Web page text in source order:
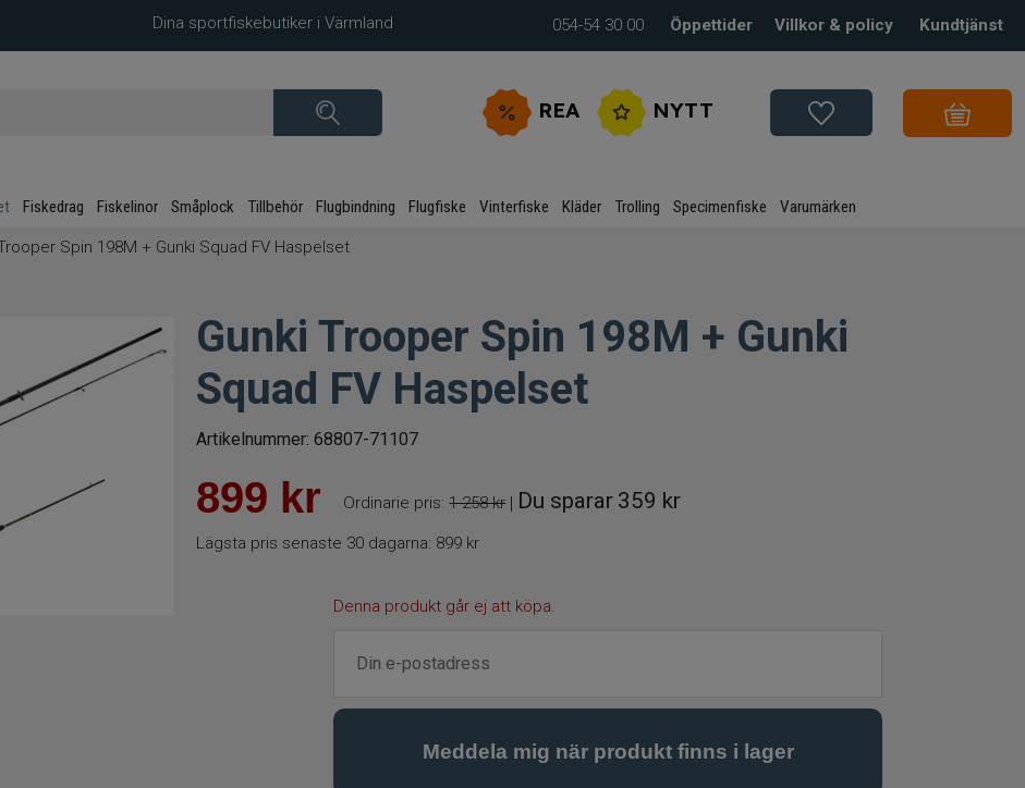
Dina sportfiskebutiker i Värmland 054-54 30 00 Öppettider Villkor & policy Kundtjänst
REA NYTT
Fiskedrag Fiskelinor Småplock Tillbehör Flugbindning Flugfiske Vinterfiske Kläder Trolling Specimenfiske Varumärken
Spin 198M + Gunki Squad FV Haspelset
Gunki Trooper Spin 198M + Gunki
Squad FV Haspelset
Artikelnummer: 68807-71107
899 kr Ordinarie pris: 1 258 kr| Du sparar 359 kr
Lägsta pris senaste 30 dagarna: 899 kr
Denna produkt går ej att köpa.